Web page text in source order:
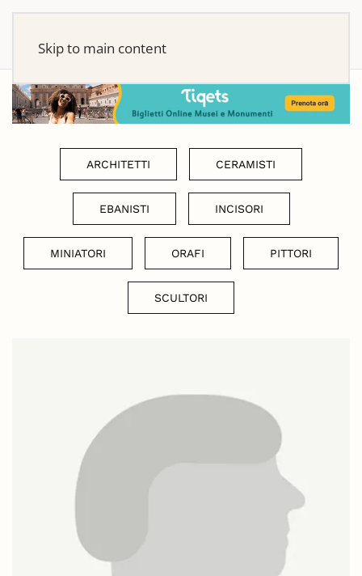
Skip to main content
ARCHITETTI CERAMISTI
EBANISTI INCISORI
MINIATORI ORAFI PITTORI
SCULTORI